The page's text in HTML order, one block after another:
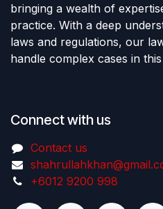
bringing a wealth of
practice. With a deep
laws and regulations, our
handle complex cases in
Connect with us
Contact us
+6012 9200 998